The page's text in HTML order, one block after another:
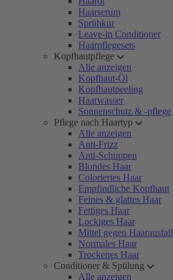
Haarserum
Sprühkur
Leave-in Conditioner
Haarpflegesets
Kopfhautpflege
Alle anzeigen
Kopfhaut-Öl
Kopfhautpeeling
Haarwasser
Sonnenschutz & -pflege
Pflege nach Haartyp
Alle anzeigen
Anti-Frizz
Anti-Schuppen
Blondes Haar
Coloriertes Haar
Empfindliche Kopfhaut
Feines & glattes Haar
Fettiges Haar
Lockiges Haar
Mittel gegen Haarausfall
Normales Haar
Trockenes Haar
Conditioner & Spülung
Alle anzeigen